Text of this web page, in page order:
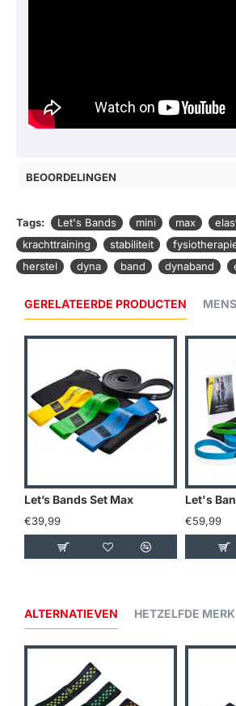
BEOORDELINGEN
Tags: Let's Bands mini max
krachttraining
stabiliteit
herstel
dyna band dynaband
GERELATEERDE PRODUCTEN
Let’s Bands Set Max
€39,99
Let's
€59,99
ALTERNATIEVEN HETZELFDE MERK